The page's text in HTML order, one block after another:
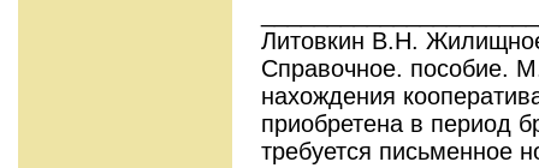
Литовкин В.Н.
Справочное.
нахождения
приобретена в период
требуется письменное